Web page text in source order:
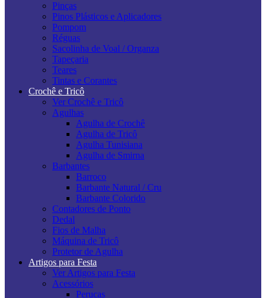
Pinças
Pinos Plásticos e Aplicadores
Pompom
Réguas
Sacolinha de Voal / Organza
Tapeçaria
Teares
Tintas e Corantes
Crochê e Tricô
Ver Crochê e Tricô
Agulhas
Agulha de Crochê
Agulha de Tricô
Agulha Tunisiana
Agulha de Smirna
Barbantes
Barroco
Barbante Natural / Cru
Barbante Colorido
Contadores de Ponto
Dedal
Fios de Malha
Máquina de Tricô
Protetor de Agulha
Artigos para Festa
Ver Artigos para Festa
Acessórios
Perucas